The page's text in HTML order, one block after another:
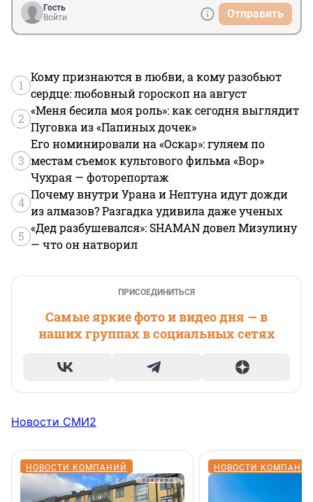
Гость
Войти
Отправить
1
Кому признаются в любви, а кому разобьют
сердце: любовный гороскоп на август
2
«Меня бесила моя роль»: как сегодня выглядит
Пуговка из «Папиных дочек»
3
Его номинировали на «Оскар»: гуляем по
местам съемок культового фильма «Вор»
Чухрая — фоторепортаж
4
Почему внутри Урана и Нептуна идут дожди
из алмазов? Разгадка удивила даже ученых
5
«Дед разбушевался»: SHAMAN довел Мизулину
— что он натворил
ПРИСОЕДИНИТЬСЯ
Самые яркие фото и видео дня — в
наших группах в социальных сетях
Новости СМИ2
НОВОСТИ КОМПАНИЙ НОВОСТИ